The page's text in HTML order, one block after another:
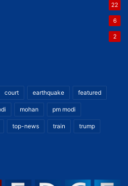
22
6
2
court earthquake featured
mohan pm modi
top-news train trump